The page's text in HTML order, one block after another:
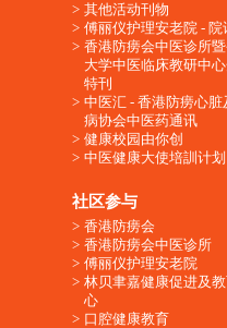
其他活动刊物
傅丽仪护理安老院 - 院
香港防痨会中医诊所
大学中医临床教研中
特刊
中医汇 - 香港防痨心脏
病协会中医药通讯
健康校园由你创
中医健康大使培訓计划
社区参与
香港防痨会
香港防痨会中医诊所
傅丽仪护理安老院
林贝聿嘉健康促进及
心
口腔健康教育